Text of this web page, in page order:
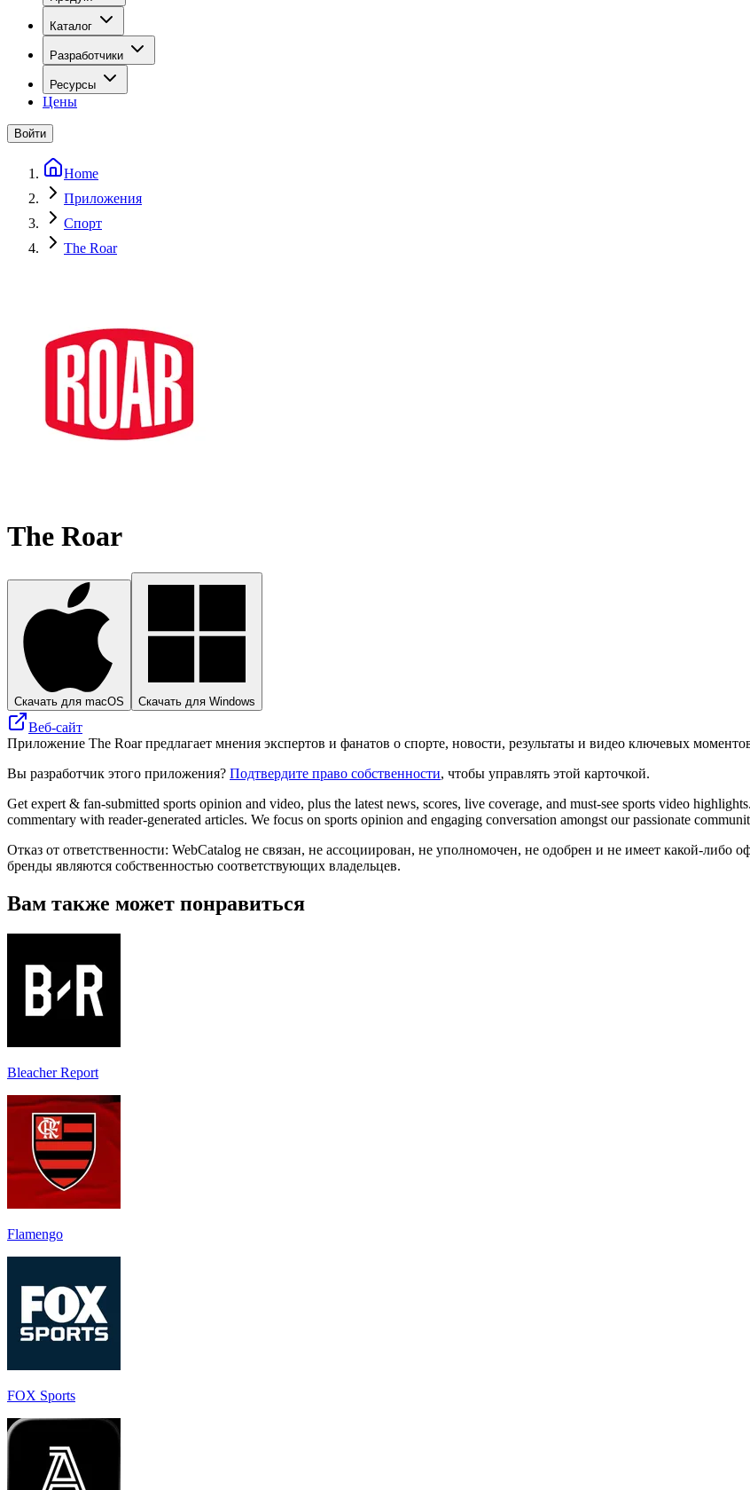
Каталог
Разработчики
Ресурсы
Цены
Войти
Home
Приложения
Спорт
The Roar
The Roar
Скачать для macOS Скачать для Windows
Веб-сайт
Приложение The Roar предлагает мнения экспертов и фанатов о спорте, новости, результаты и видео ключевых
Вы разработчик этого приложения? Подтвердите право собственности, чтобы управлять этой карточкой.
Get expert & fan-submitted sports opinion and video, plus the latest news, scores, live coverage, and must-see sports video
commentary with reader-generated articles. We focus on sports opinion and engaging conversation amongst our passionate
Отказ от ответственности: WebCatalog не связан, не ассоциирован, не уполномочен, не одобрен и не имеет какой-либо
бренды являются собственностью соответствующих владельцев.
Вам также может понравиться
Bleacher Report
Flamengo
FOX Sports